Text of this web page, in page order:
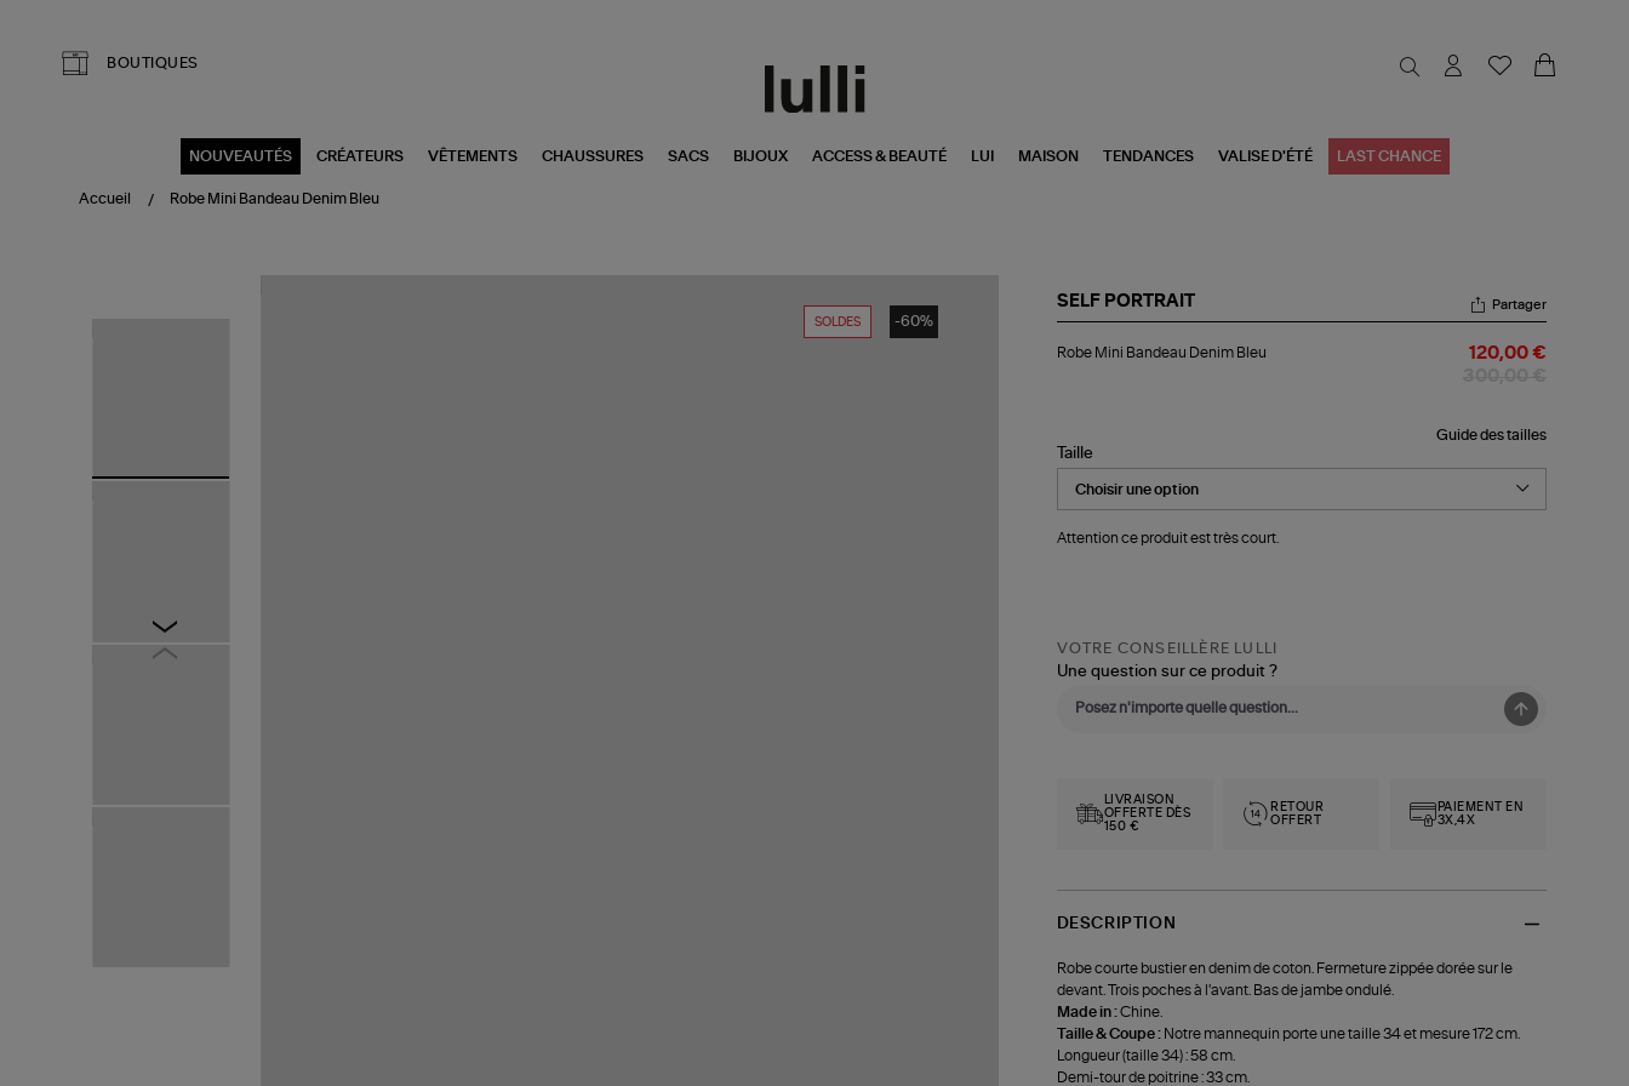
BOUTIQUES
NOUVEAUTÉS CRÉATEURS VÊTEMENTS CHAUSSURES SACS BIJOUX ACCESS & BEAUTÉ LUI MAISON TENDANCES VALISE D'ÉTÉ LAST CHANCE
Accueil Robe Mini Bandeau Denim Bleu
SOLDES -60%
SELF PORTRAIT
Mini
Partager
Robe Mini Bandeau Denim Bleu 120,00 €
Guide des tailles
Taille
Attention ce produit est très court.
VOTRE CONSEILLÈRE LULLI
Une question sur ce produit ?
LIVRAISON
OFFERTE DÈS
150 €
RETOUR
OFFERT
PAIEMENT EN
3X,4X
DESCRIPTION
Robe courte bustier en denim de coton. Fermeture zippée dorée sur le
devant. Trois poches à l'avant. Bas de jambe ondulé.
Made in :Chine.
Taille & Coupe : Notre mannequin porte une taille 34 et mesure 172 cm.
Longueur (taille 34) : 58 cm.
Demi-tour de poitrine : 33 cm.